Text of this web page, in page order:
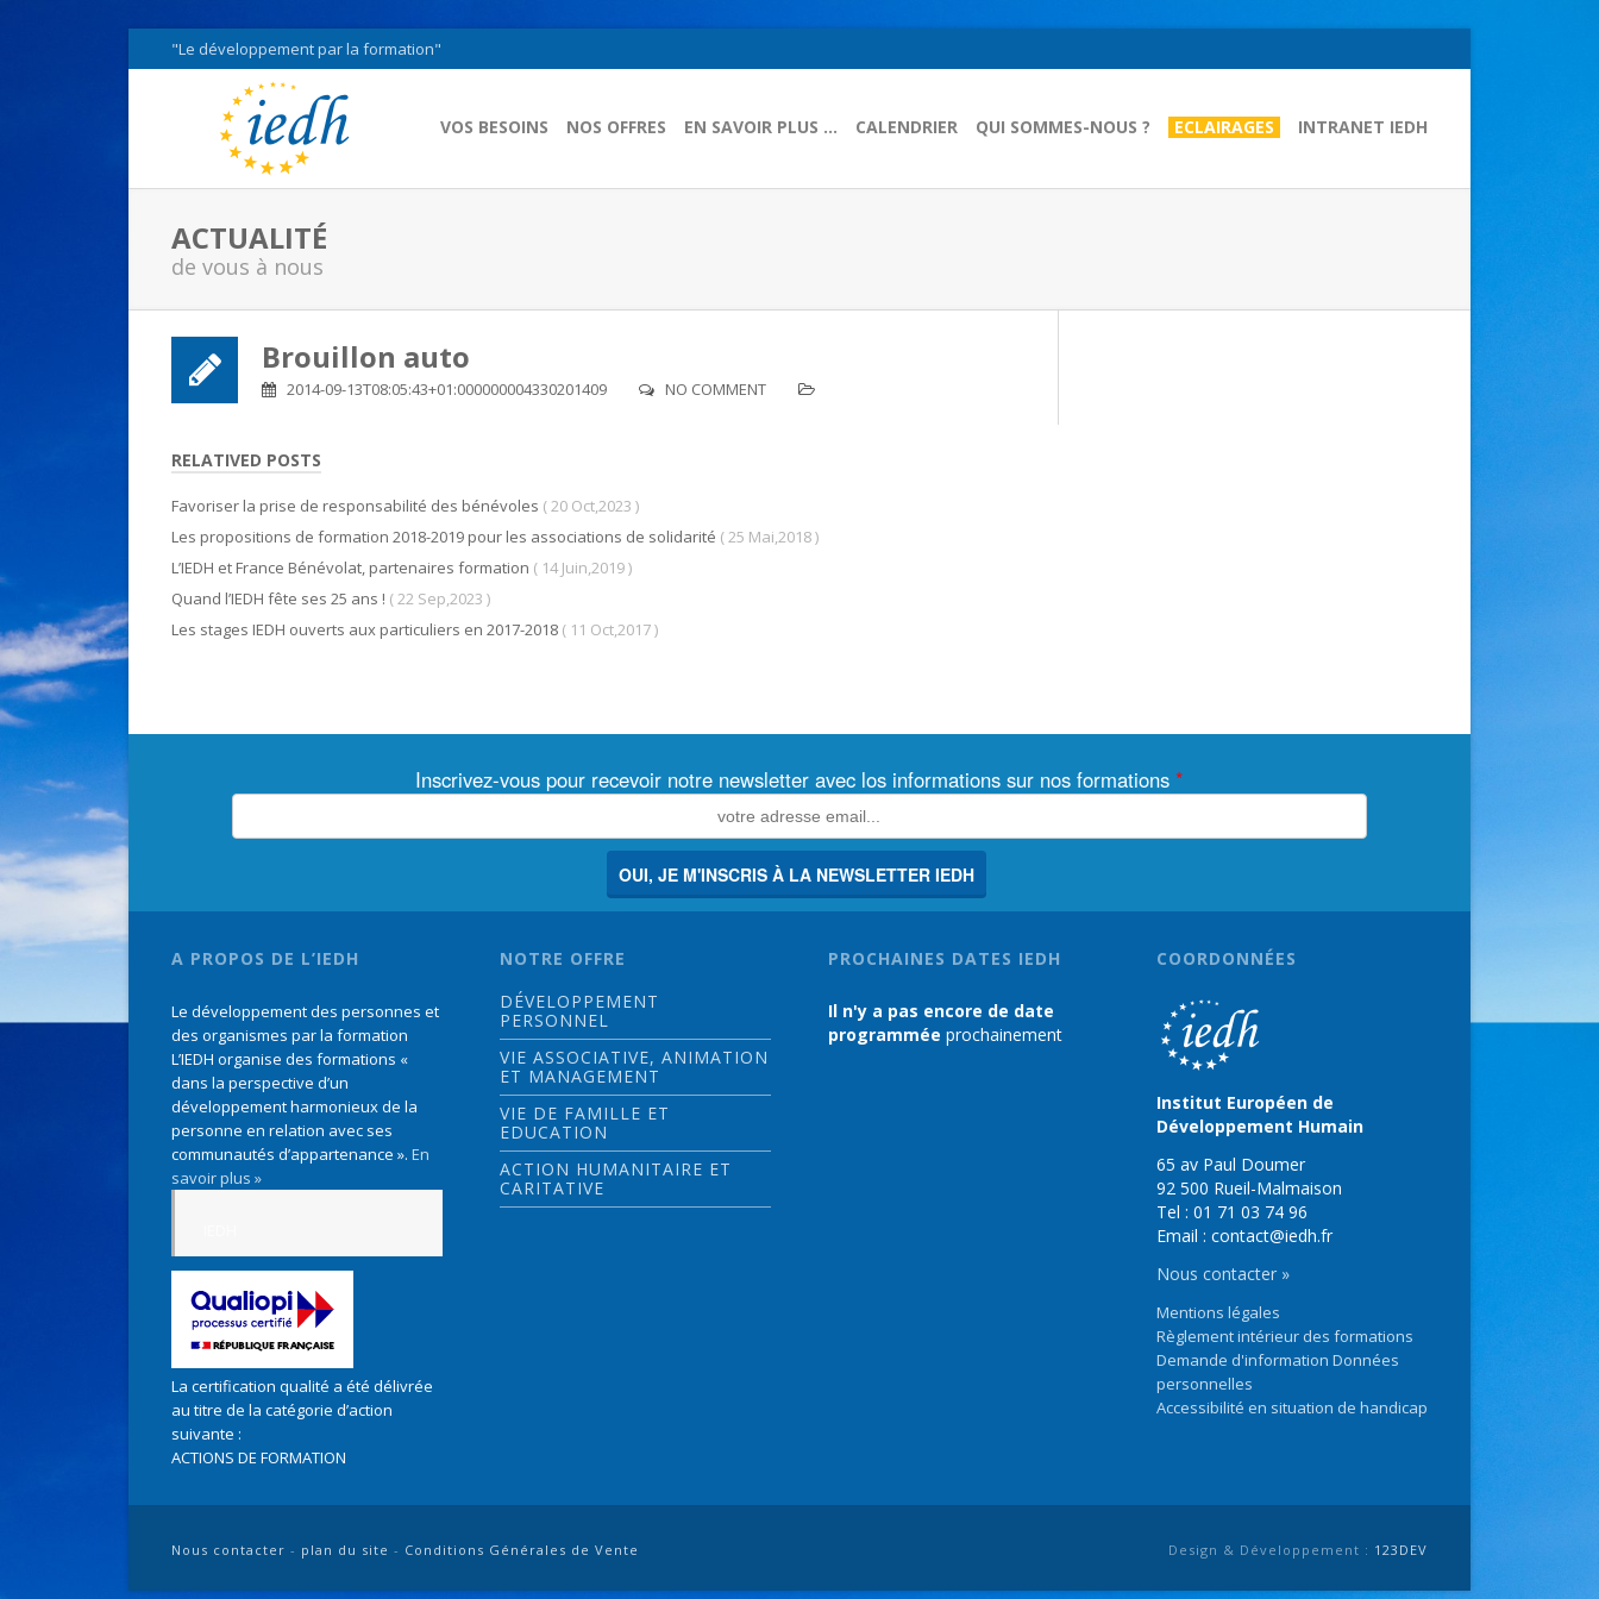
"Le développement par la formation"
VOS BESOINS NOS OFFRES EN SAVOIR PLUS … CALENDRIER QUI SOMMES-NOUS ? ECLAIRAGES INTRANET IEDH
ACTUALITÉ
de vous à nous
Brouillon auto
2014-09-13T08:05:43+01:000000004330201409 NO COMMENT
RELATIVED POSTS
Favoriser la prise de responsabilité des bénévoles ( 20 Oct,2023 )
Les propositions de formation 2018-2019 pour les associations de solidarité ( 25 Mai,2018 )
L’IEDH et France Bénévolat, partenaires formation ( 14 Juin,2019 )
Quand l’IEDH fête ses 25 ans ! ( 22 Sep,2023 )
Les stages IEDH ouverts aux particuliers en 2017-2018 ( 11 Oct,2017 )
Inscrivez-vous pour recevoir notre newsletter avec los informations sur nos formations *
OUI, JE M'INSCRIS À LA NEWSLETTER IEDH
A PROPOS DE L’IEDH
Le développement des personnes et
des organismes par la formation
L’IEDH organise des formations «
dans la perspective d’un
développement harmonieux de la
personne en relation avec ses
communautés d’appartenance ». En
savoir plus »
La certification qualité a été délivrée
au titre de la catégorie d’action
suivante :
ACTIONS DE FORMATION
NOTRE OFFRE
DÉVELOPPEMENT
PERSONNEL
VIE ASSOCIATIVE, ANIMATION
ET MANAGEMENT
VIE DE FAMILLE ET
EDUCATION
ACTION HUMANITAIRE ET
CARITATIVE
PROCHAINES DATES IEDH
Il n'y a pas encore de date
programmée prochainement
COORDONNÉES
Institut Européen de
Développement Humain
65 av Paul Doumer
92 500 Rueil-Malmaison
Tel : 01 71 03 74 96
Email : contact@iedh.fr
Nous contacter »
Mentions légales
Règlement intérieur des formations
Demande d'information Données
personnelles
Accessibilité en situation de handicap
Nous contacter - plan du site - Conditions Générales de Vente Design & Développement : 123DEV